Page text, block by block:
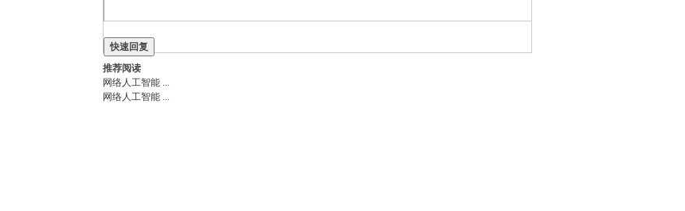
快速回复
推荐阅读
网络人工智能 ...
网络人工智能 ...